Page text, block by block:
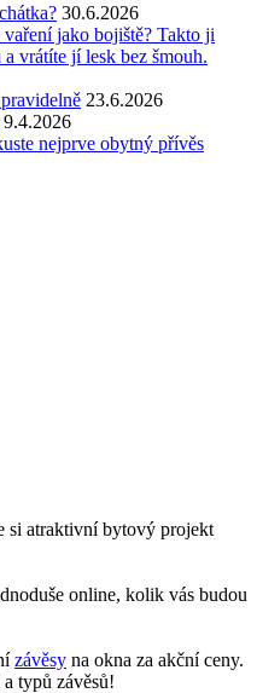
30.6.2026
jako bojiště? Takto ji
vrátíte jí lesk bez šmouh.
23.6.2026
9.4.2026
nejprve obytný přívěs
si atraktivní bytový projekt
online, kolik vás budou
závěsy na okna za akční ceny.
typů závěsů!